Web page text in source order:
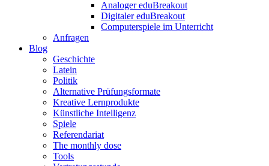
Analoger eduBreakout
Digitaler eduBreakout
Computerspiele im Unterricht
Anfragen
Blog
Geschichte
Latein
Politik
Alternative Prüfungsformate
Kreative Lernprodukte
Künstliche Intelligenz
Spiele
Referendariat
The monthly dose
Tools